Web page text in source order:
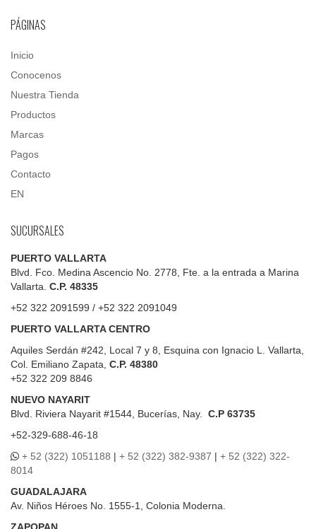
PÁGINAS
Inicio
Conocenos
Nuestra Tienda
Productos
Marcas
Pagos
Contacto
EN
SUCURSALES
PUERTO VALLARTA
Blvd. Fco. Medina Ascencio No. 2778, Fte. a la entrada a Marina
Vallarta. C.P. 48335
+52 322 2091599 / +52 322 2091049
PUERTO VALLARTA CENTRO
Aquiles Serdán #242, Local 7 y 8, Esquina con Ignacio L. Vallarta,
Col. Emiliano Zapata, C.P. 48380
+52 322 209 8846
NUEVO NAYARIT
Blvd.
Riviera Nayarit #1544, Bucerías, Nay. C.P 63735
+52-329-688-46-18
+ 52 (322) 1051188 | + 52 (322) 382-9387 | + 52 (322) 322-
8014
GUADALAJARA
Av. Niños Héroes No. 1555-1, Colonia Moderna.
ZAPOPAN